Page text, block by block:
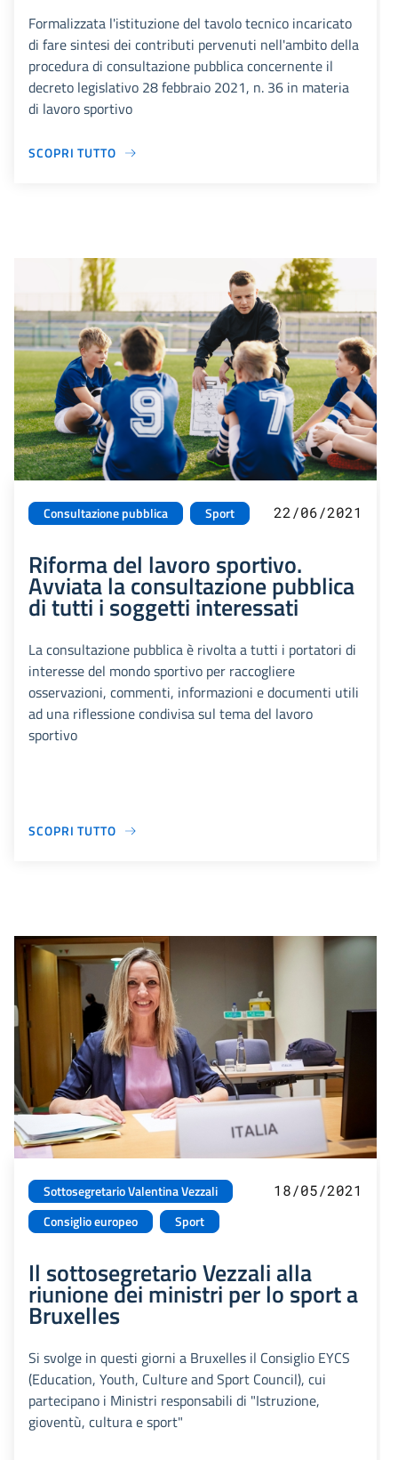
Formalizzata l'istituzione del tavolo tecnico incaricato
di fare sintesi dei contributi pervenuti nell'ambito della
procedura di consultazione pubblica concernente il
decreto legislativo 28 febbraio 2021, n. 36 in materia
di lavoro sportivo
SCOPRI TUTTO
Consultazione pubblica Sport 22/06/2021
Riforma del lavoro sportivo.
Avviata la consultazione pubblica
di tutti i soggetti interessati
La consultazione pubblica è rivolta a tutti i portatori di
interesse del mondo sportivo per raccogliere
osservazioni, commenti, informazioni e documenti utili
ad una riflessione condivisa sul tema del lavoro
sportivo
SCOPRI TUTTO
Sottosegretario Valentina Vezzali
Consiglio europeo
Sport
18/05/2021
Il sottosegretario Vezzali alla
riunione dei ministri per lo sport a
Bruxelles
Si svolge in questi giorni a Bruxelles il Consiglio EYCS
(Education, Youth, Culture and Sport Council), cui
partecipano i Ministri responsabili di "Istruzione,
gioventù, cultura e sport"